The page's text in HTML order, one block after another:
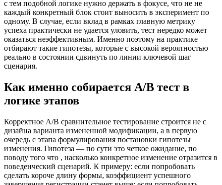
с тем подобной логике нужно держать в фокусе, что не не
каждый конкретный блок стоит выносить в эксперимент по
одному. В случае, если вклад в рамках главную метрику
успеха практически не удается уловить, тест нередко может
оказаться неэффективным. Именно поэтому на практике
отбирают такие гипотезы, которые с высокой вероятностью
реально в состоянии сдвинуть по линии ключевой шаг
сценария.
Как именно собирается A/B тест в
логике этапов
Корректное A/B сравнительное тестирование строится не с
дизайна варианта измененной модификации, а в первую
очередь с этапа формулирования постановки гипотезы
изменения. Гипотеза — по сути это четкое ожидание, по
поводу того что , насколько конкретное изменение отразится в
поведенческий сценарий. К примеру: если попробовать
сделать короче длину формы, коэффициент успешного